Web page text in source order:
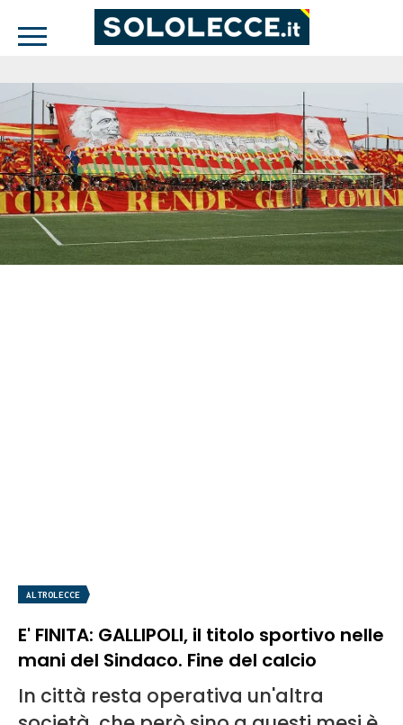
ALTROLECCE
E' FINITA: GALLIPOLI, il titolo sportivo nelle
mani del Sindaco. Fine del calcio
In città resta operativa un'altra